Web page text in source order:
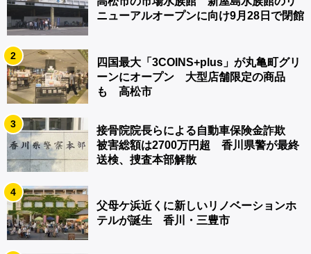
ニューアルオープンに向け9月28日で閉館
2
四国最大「3COINS+plus」が丸亀町グリ
ーンにオープン 大型店舗限定の商品
も 高松市
3
接骨院院長らによる自動車保険金詐欺
被害総額は2700万円超 香川県警が最終
送検、捜査本部解散
4
父母ケ浜近くに新しいリノベーションホ
テルが誕生 香川・三豊市